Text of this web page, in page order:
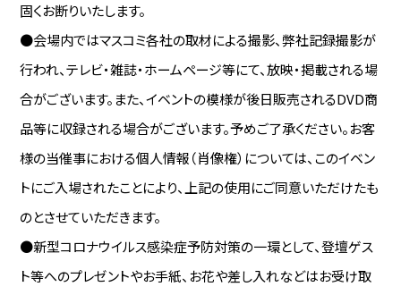
固くお断りいたします。
●会場内ではマスコミ各社の取材による撮影、弊社記録撮影が
行われ、テレビ・雑誌・ホームページ等にて、放映・掲載される場
合がございます。また、イベントの模様が後日販売されるDVD商
品等に収録される場合がございます。予めご了承ください。お客
様の当催事における個人情報（肖像権）については、このイベン
トにご入場されたことにより、上記の使用にご同意いただけたも
のとさせていただきます。
●新型コロナウイルス感染症予防対策の一環として、登壇ゲス
ト等へのプレゼントやお手紙、お花や差し入れなどはお受け取